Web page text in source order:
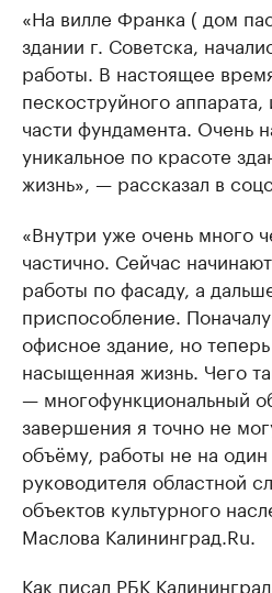
«На вилле Франка ( дом
здании г. Советска,
работы. В настоящее
пескоструйного
части фундамента. Очень
уникальное по красоте
жизнь», — рассказал в
«Внутри уже очень много
частично. Сейчас
работы по фасаду, а
приспособление.
офисное здание, но
насыщенная жизнь. Чего
— многофункциональный
завершения я точно не
объёму, работы не на
руководителя областной
объектов культурного
Маслова Калининград.Ru.
Как писал РБК